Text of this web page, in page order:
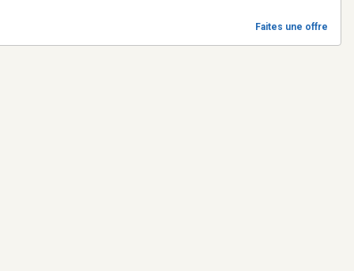
Faites une offre